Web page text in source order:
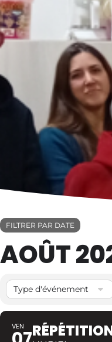
FILTRER PAR DATE
AOÛT
Type d'événement
VEN